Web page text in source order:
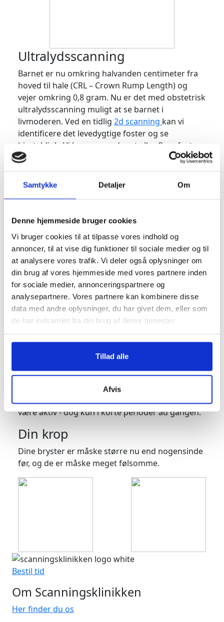
Samtykke Detaljer Om
Denne hjemmeside bruger cookies
Vi bruger cookies til at tilpasse vores indhold og
annoncer, til at vise dig funktioner til sociale medier og til
at analysere vores trafik. Vi deler også oplysninger om
din brug af vores hjemmeside med vores partnere inden
for sociale medier, annonceringspartnere og
analysepartnere. Vores partnere kan kombinere disse
data med andre oplysninger, du har givet dem, eller som
de har indsamlet fra din brug af deres tjenester.
Tillad alle
Afvis
Ultralydsscanning
Barnet er nu omkring halvanden centimeter fra
hoved til hale (CRL – Crown Rump Length) og
vejer omkring 0,8 gram. Nu er det med obstetrisk
ultralydsscanning muligt at se barnet i
livmoderen. Ved en tidlig 2d scanning kan vi
identificere det levedygtige foster og se
hjerteblink. Vi kan se, om der et eller flere fostre,
og om fosteret er placeret inde eller ude for
Mange gravide ængstes i denne tidlige periode
Læs mere om2d scanning >
Barnets udvikling
Brusk og knogler begynder at dannes. Den
grundlæggende struktur i øjet er godt undervejs,
og tungen begynder at udvikle sig. Tarmene
begynder at bevæge sig ud af navlestrengen og
ind i bughulen som kroppen vokser og gør plads.
Fingre og tommelfinger er dukket op, men er
korte og med svømmehud imellem. Barnets
kønsorganer er dannet, men man kan endnu
ikke se barnets køn ved ultralydsscanning. Der er
allerede nu aktivitet i livmoderen. Dit barn kan
være aktiv - dog kun i korte perioder ad gangen.
Din krop
Dine bryster er måske større nu end nogensinde
før, og de er måske meget følsomme.
Bestil tid
Om Scanningsklinikken
Her finder du os